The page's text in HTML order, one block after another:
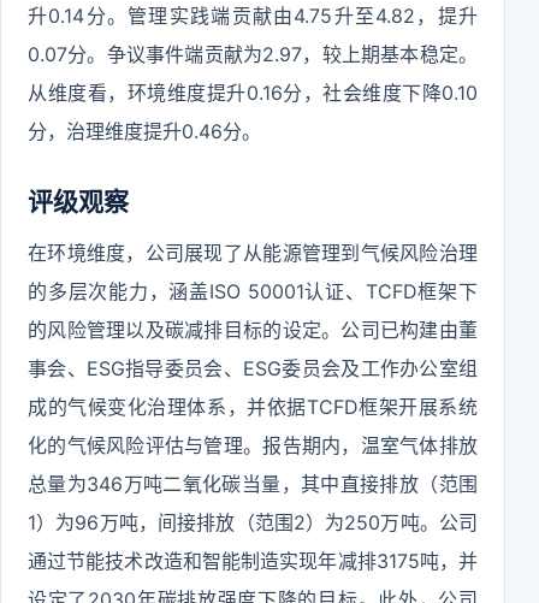
升0.14分。管理实践端贡献由4.75升至4.82，提升
0.07分。争议事件端贡献为2.97，较上期基本稳定。
从维度看，环境维度提升0.16分，社会维度下降0.10
分，治理维度提升0.46分。
评级观察
在环境维度，公司展现了从能源管理到气候风险治理
的多层次能力，涵盖ISO 50001认证、TCFD框架下
的风险管理以及碳减排目标的设定。公司已构建由董
事会、ESG指导委员会、ESG委员会及工作办公室组
成的气候变化治理体系，并依据TCFD框架开展系统
化的气候风险评估与管理。报告期内，温室气体排放
总量为346万吨二氧化碳当量，其中直接排放（范围
1）为96万吨，间接排放（范围2）为250万吨。公司
通过节能技术改造和智能制造实现年减排3175吨，并